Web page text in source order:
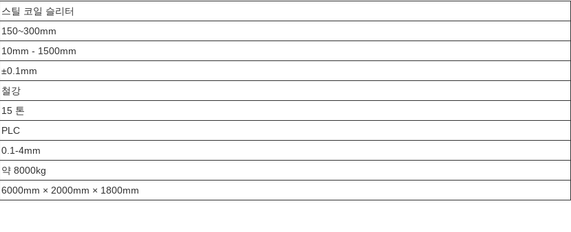
스틸 코일 슬리터
150~300mm
10mm - 1500mm
±0.1mm
철강
15 톤
PLC
0.1-4mm
약 8000kg
6000mm × 2000mm × 1800mm